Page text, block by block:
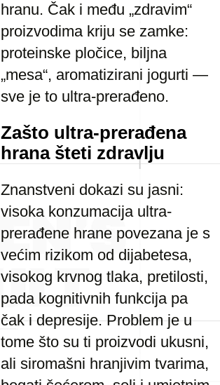
hranu. Čak i među „zdravim“
proizvodima kriju se zamke:
proteinske pločice, biljna
„mesa“, aromatizirani jogurti —
sve je to ultra-prerađeno.
Zašto ultra-prerađena
hrana šteti zdravlju
Znanstveni dokazi su jasni:
visoka konzumacija ultra-
prerađene hrane povezana je s
većim rizikom od dijabetesa,
visokog krvnog tlaka, pretilosti,
pada kognitivnih funkcija pa
čak i depresije. Problem je u
tome što su ti proizvodi ukusni,
ali siromašni hranjivim tvarima,